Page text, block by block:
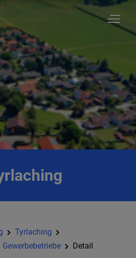
Tyrlaching
Gewerbebetriebe Detail